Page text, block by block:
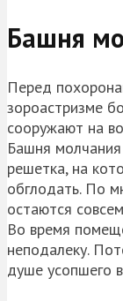
Башня
Перед
зороастризме
сооружают на
Башня
решетка, на
обглодать. По
остаются
Во время
неподалеку.
душе усопшего